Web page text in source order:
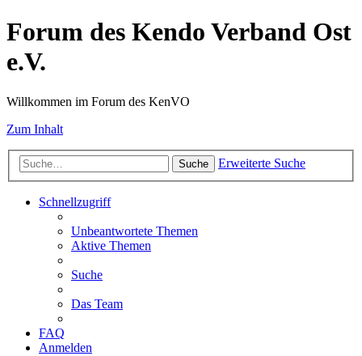
Forum des Kendo Verband Ost
e.V.
Willkommen im Forum des KenVO
Zum Inhalt
Suche Erweiterte Suche
Schnellzugriff
Unbeantwortete Themen
Aktive Themen
Suche
Das Team
FAQ
Anmelden